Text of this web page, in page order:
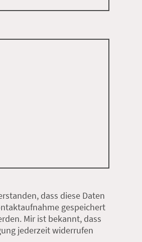
dass diese Daten
gespeichert
Mir ist bekannt, dass
jederzeit widerrufen